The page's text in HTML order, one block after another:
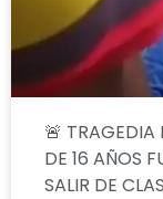
🚨 TRAGEDIA
DE 16 AÑOS
SALIR DE